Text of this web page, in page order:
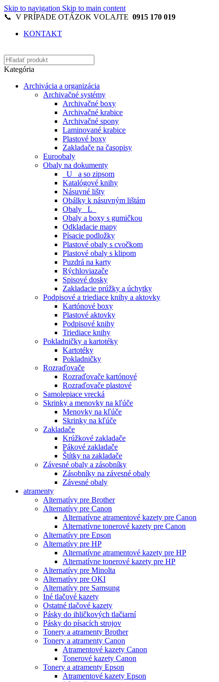
Skip to navigation Skip to main content
📞 V PRÍPADE OTÁZOK VOLAJTE 0915 170 019
KONTAKT
Kategória
Archivácia a organizácia
Archivačné systémy
Archivačné boxy
Archivačné krabice
Archivačné spony
Laminované krabice
Plastové boxy
Zakladače na časopisy
Euroobaly
Obaly na dokumenty
_U_ a so zipsom
Katalógové knihy
Násuvné lišty
Obálky k násuvným lištám
Obaly _L_
Obaly a boxy s gumičkou
Odkladacie mapy
Písacie podložky
Plastové obaly s cvočkom
Plastové obaly s klipom
Puzdrá na karty
Rýchloviazače
Spisové dosky
Zakladacie prúžky a úchytky
Podpisové a triediace knihy a aktovky
Kartónové boxy
Plastové aktovky
Podpisové knihy
Triediace knihy
Pokladničky a kartotéky
Kartotéky
Pokladničky
Rozraďovače
Rozraďovače kartónové
Rozraďovače plastové
Samolepiace vrecká
Skrinky a menovky na kľúče
Menovky na kľúče
Skrinky na kľúče
Zakladače
Krúžkové zakladače
Pákové zakladače
Štítky na zakladače
Závesné obaly a zásobníky
Zásobníky na závesné obaly
Závesné obaly
atramenty
Alternatívy pre Brother
Alternatívy pre Canon
Alternatívne atramentové kazety pre Canon
Alternatívne tonerové kazety pre Canon
Alternatívy pre Epson
Alternatívy pre HP
Alternatívne atramentové kazety pre HP
Alternatívne tonerové kazety pre HP
Alternatívy pre Minolta
Alternatívy pre OKI
Alternatívy pre Samsung
Iné tlačové kazety
Ostatné tlačové kazety
Pásky do ihličkových tlačiarní
Pásky do písacích strojov
Tonery a atramenty Brother
Tonery a atramenty Canon
Atramentové kazety Canon
Tonerové kazety Canon
Tonery a atramenty Epson
Atramentové kazety Epson